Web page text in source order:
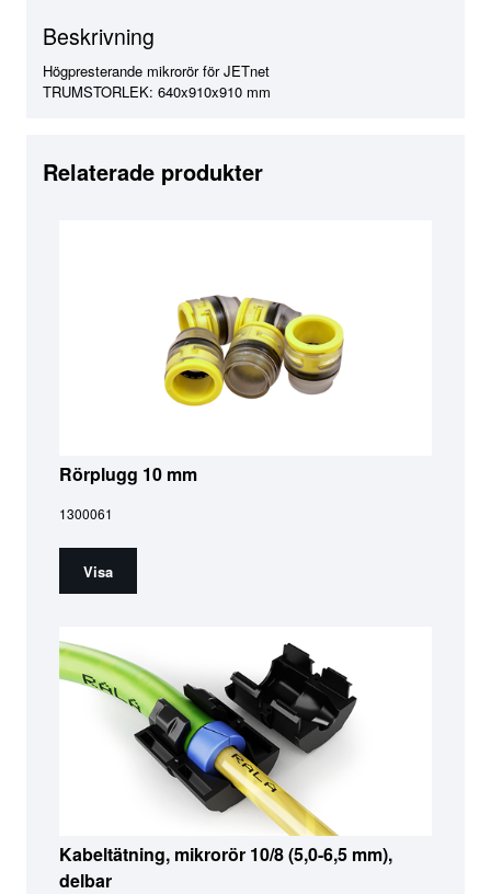
Beskrivning
Högpresterande mikrorör för JETnet
TRUMSTORLEK: 640x910x910 mm
Relaterade produkter
Rörplugg 10 mm
1300061
Visa
Kabeltätning, mikrorör 10/8 (5,0-6,5 mm),
delbar